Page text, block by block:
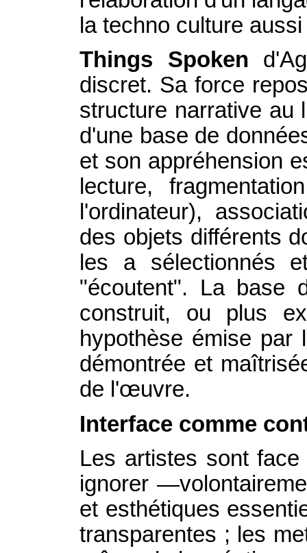
la techno culture
Things Spoken
discret. Sa force
structure narrative au
d'une base de
et son appréhension
lecture,
l'ordinateur),
des objets différents
les a sélectionnés
"écoutent". La base
construit, ou plus
hypothèse émise par
démontrée et
de l'œuvre.
Interface comme
Les artistes sont
ignorer
et esthétiques
transparentes ; les